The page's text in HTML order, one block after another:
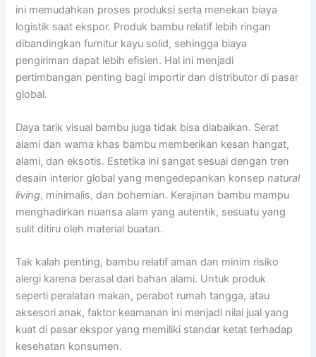
ini memudahkan proses produksi serta menekan biaya
logistik saat ekspor. Produk bambu relatif lebih ringan
dibandingkan furnitur kayu solid, sehingga biaya
pengiriman dapat lebih efisien. Hal ini menjadi
pertimbangan penting bagi importir dan distributor di pasar
global.
Daya tarik visual bambu juga tidak bisa diabaikan. Serat
alami dan warna khas bambu memberikan kesan hangat,
alami, dan eksotis. Estetika ini sangat sesuai dengan tren
desain interior global yang mengedepankan konsepnatural
living, minimalis, dan bohemian. Kerajinan bambu mampu
menghadirkan nuansa alam yang autentik, sesuatu yang
sulit ditiru oleh material buatan.
Tak kalah penting, bambu relatif aman dan minim risiko
alergi karena berasal dari bahan alami. Untuk produk
seperti peralatan makan, perabot rumah tangga, atau
aksesori anak, faktor keamanan ini menjadi nilai jual yang
kuat di pasar ekspor yang memiliki standar ketat terhadap
kesehatan konsumen.